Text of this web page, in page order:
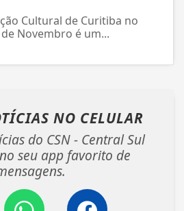
Cultural de Curitiba no
Novembro é um...
NO CELULAR
do CSN - Central Sul
seu app favorito de